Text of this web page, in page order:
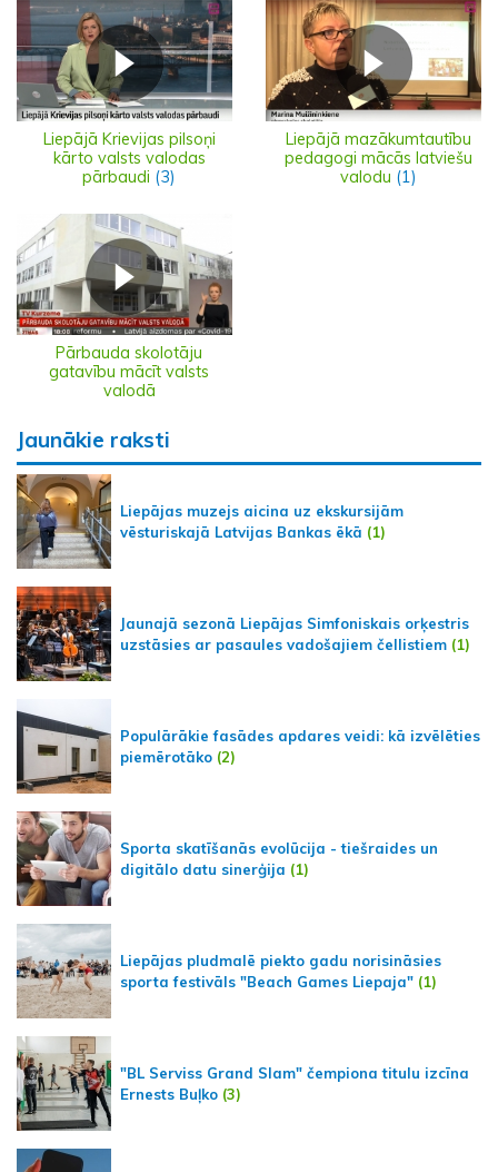
Liepājā Krievijas pilsoņi
kārto valsts valodas
pārbaudi (3)
Liepājā mazākumtautību
pedagogi mācās latviešu
valodu (1)
Pārbauda skolotāju
gatavību mācīt valsts
valodā
Jaunākie raksti
Liepājas muzejs aicina uz ekskursijām
vēsturiskajā Latvijas Bankas ēkā (1)
Jaunajā sezonā Liepājas Simfoniskais orķestris
uzstāsies ar pasaules vadošajiem čellistiem (1)
Populārākie fasādes apdares veidi: kā izvēlēties
piemērotāko (2)
Sporta skatīšanās evolūcija - tiešraides un
digitālo datu sinerģija (1)
Liepājas pludmalē piekto gadu norisināsies
sporta festivāls "Beach Games Liepaja" (1)
"BL Serviss Grand Slam" čempiona titulu izcīna
Ernests Buļko (3)